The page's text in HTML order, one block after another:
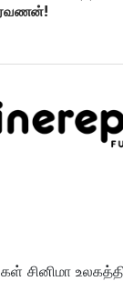
சினிமா